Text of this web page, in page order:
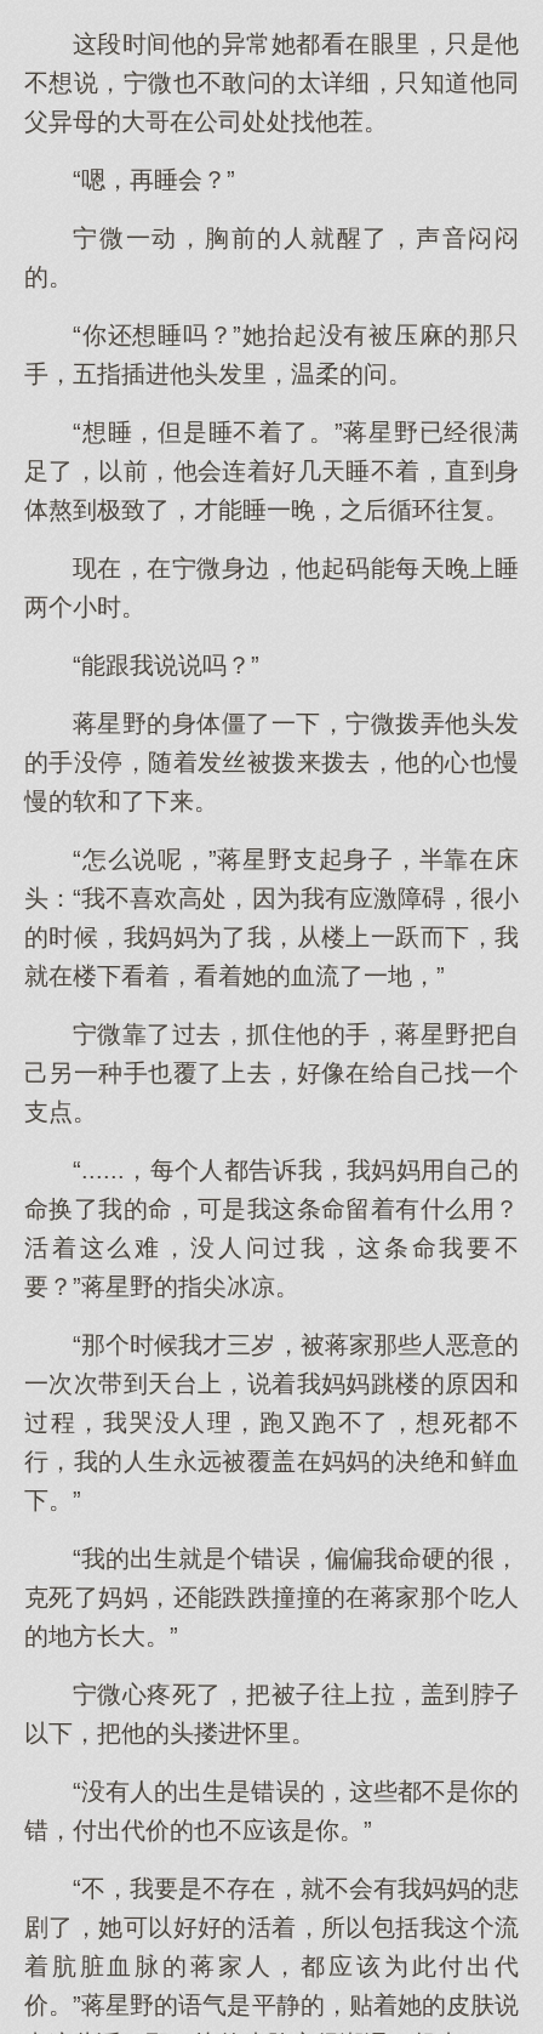
这段时间他的异常她都看在眼里，只是他
不想说，宁微也不敢问的太详细，只知道他同
父异母的大哥在公司处处找他茬。
“嗯，再睡会？”
宁微一动，胸前的人就醒了，声音闷闷
的。
“你还想睡吗？”她抬起没有被压麻的那只
手，五指插进他头发里，温柔的问。
“想睡，但是睡不着了。”蒋星野已经很满
足了，以前，他会连着好几天睡不着，直到身
体熬到极致了，才能睡一晚，之后循环往复。
现在，在宁微身边，他起码能每天晚上睡
两个小时。
“能跟我说说吗？”
蒋星野的身体僵了一下，宁微拨弄他头发
的手没停，随着发丝被拨来拨去，他的心也慢
慢的软和了下来。
“怎么说呢，”蒋星野支起身子，半靠在床
头：“我不喜欢高处，因为我有应激障碍，很小
的时候，我妈妈为了我，从楼上一跃而下，我
就在楼下看着，看着她的血流了一地，”
宁微靠了过去，抓住他的手，蒋星野把自
己另一种手也覆了上去，好像在给自己找一个
支点。
“......，每个人都告诉我，我妈妈用自己的
命换了我的命，可是我这条命留着有什么用？
活着这么难，没人问过我，这条命我要不
要？”蒋星野的指尖冰凉。
“那个时候我才三岁，被蒋家那些人恶意的
一次次带到天台上，说着我妈妈跳楼的原因和
过程，我哭没人理，跑又跑不了，想死都不
行，我的人生永远被覆盖在妈妈的决绝和鲜血
下。”
“我的出生就是个错误，偏偏我命硬的很，
克死了妈妈，还能跌跌撞撞的在蒋家那个吃人
的地方长大。”
宁微心疼死了，把被子往上拉，盖到脖子
以下，把他的头搂进怀里。
“没有人的出生是错误的，这些都不是你的
错，付出代价的也不应该是你。”
“不，我要是不存在，就不会有我妈妈的悲
剧了，她可以好好的活着，所以包括我这个流
着肮脏血脉的蒋家人，都应该为此付出代
价。”蒋星野的语气是平静的，贴着她的皮肤说